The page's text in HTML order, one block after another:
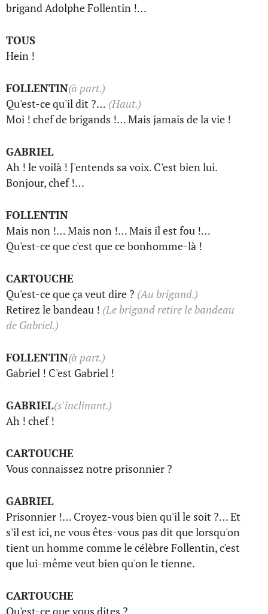
brigand Adolphe Follentin !…
TOUS
Hein !
FOLLENTIN(à part.)
Qu'est-ce qu'il dit ?… (Haut.)
Moi ! chef de brigands !… Mais jamais de la vie !
GABRIEL
Ah ! le voilà ! J'entends sa voix. C'est bien lui.
Bonjour, chef !…
FOLLENTIN
Mais non !… Mais non !… Mais il est fou !…
Qu'est-ce que c'est que ce bonhomme-là !
CARTOUCHE
Qu'est-ce que ça veut dire ? (Au brigand.)
Retirez le bandeau ! (Le brigand retire le bandeau
de Gabriel.)
FOLLENTIN(à part.)
Gabriel ! C'est Gabriel !
GABRIEL(s'inclinant.)
Ah ! chef !
CARTOUCHE
Vous connaissez notre prisonnier ?
GABRIEL
Prisonnier !… Croyez-vous bien qu'il le soit ?… Et
s'il est ici, ne vous êtes-vous pas dit que lorsqu'on
tient un homme comme le célèbre Follentin, c'est
que lui-même veut bien qu'on le tienne.
CARTOUCHE
Qu'est-ce que vous dites ?